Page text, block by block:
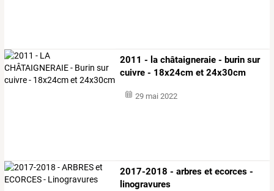
2011 - la châtaigneraie - burin sur
cuivre - 18x24cm et 24x30cm
29 mai 2022
2017-2018 - arbres et ecorces -
linogravures